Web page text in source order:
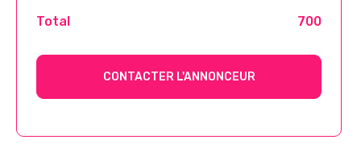
Total 700
CONTACTER L'ANNONCEUR